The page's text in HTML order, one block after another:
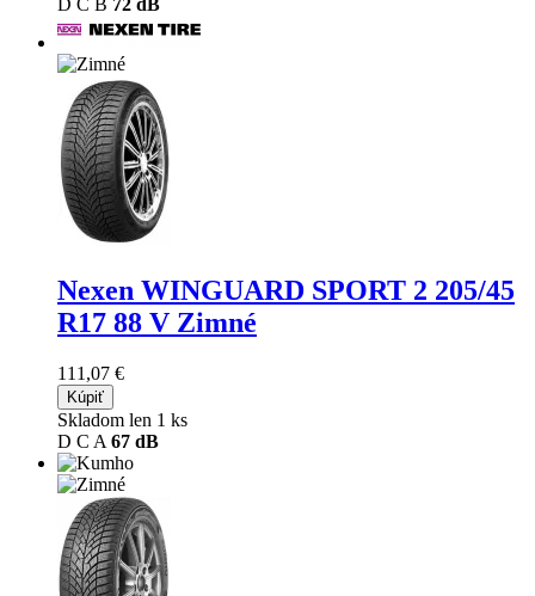
D C B 72 dB
Nexen WINGUARD SPORT 2 205/45
R17 88 V Zimné
111,07 €
Kúpiť
Skladom len 1 ks
D C A 67 dB